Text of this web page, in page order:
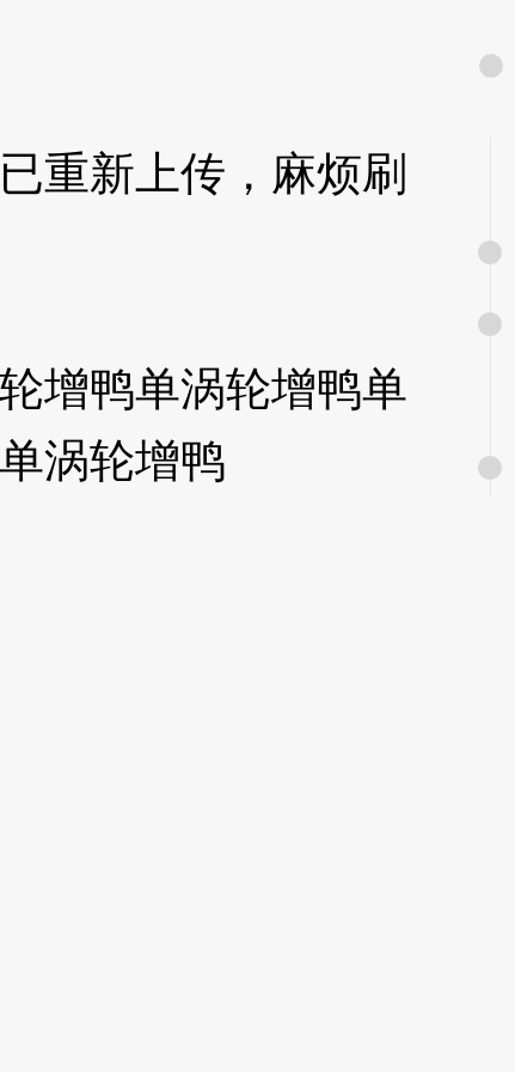
重新上传，麻烦刷
增鸭单涡轮增鸭单
涡轮增鸭